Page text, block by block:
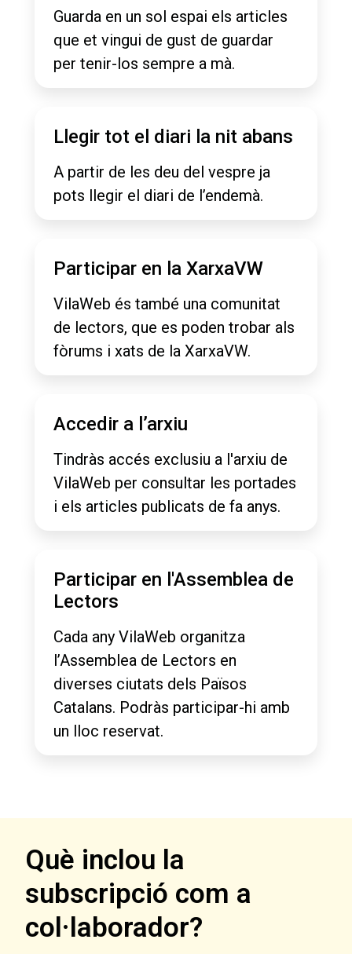
Guarda en un sol espai els articles
que et vingui de gust de guardar
per tenir-los sempre a mà.
Llegir tot el diari la nit abans
A partir de les deu del vespre ja
pots llegir el diari de l’endemà.
Participar en la XarxaVW
VilaWeb és també una comunitat
de lectors, que es poden trobar als
fòrums i xats de la XarxaVW.
Accedir a l’arxiu
Tindràs accés exclusiu a l'arxiu de
VilaWeb per consultar les portades
i els articles publicats de fa anys.
Participar en l'Assemblea de
Lectors
Cada any VilaWeb organitza
l’Assemblea de Lectors en
diverses ciutats dels Països
Catalans. Podràs participar-hi amb
un lloc reservat.
Què inclou la
subscripció com a
col·laborador?